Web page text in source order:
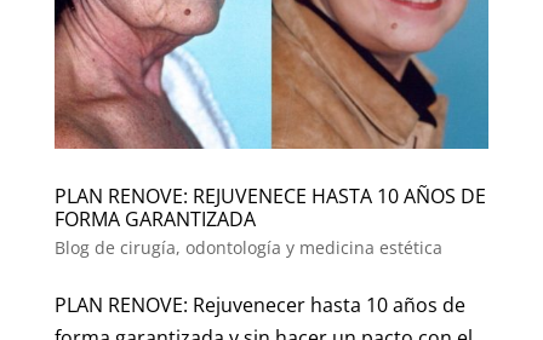
PLAN RENOVE: REJUVENECE HASTA 10 AÑOS DE
FORMA GARANTIZADA
Blog de cirugía, odontología y medicina estética
PLAN RENOVE: Rejuvenecer hasta 10 años de